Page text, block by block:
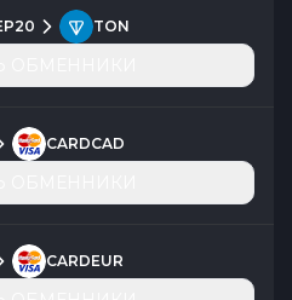
TON
CARDCAD
CARDEUR